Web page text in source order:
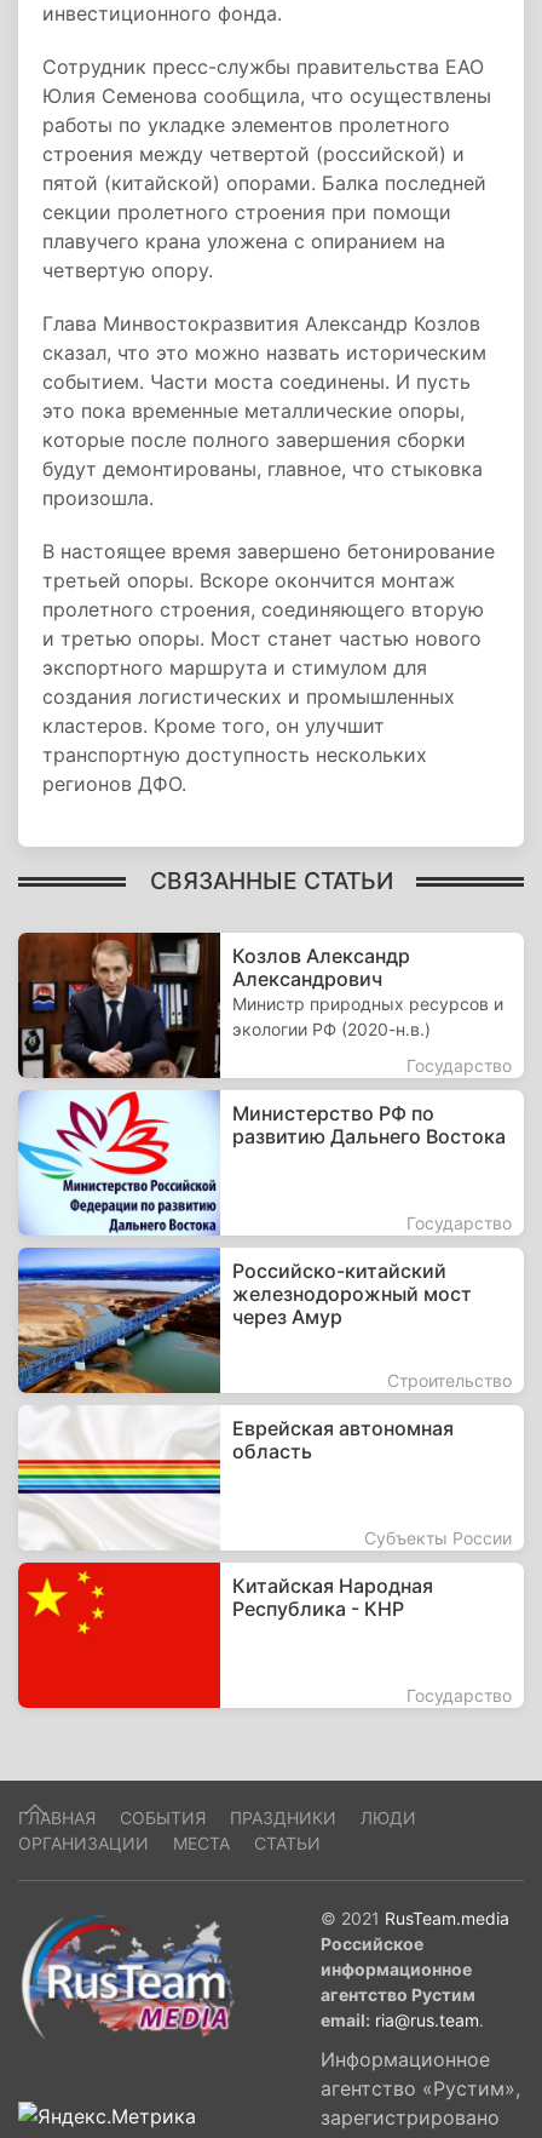
инвестиционного фонда.
Сотрудник пресс-службы правительства ЕАО
Юлия Семенова сообщила, что осуществлены
работы по укладке элементов пролетного
строения между четвертой (российской) и
пятой (китайской) опорами. Балка последней
секции пролетного строения при помощи
плавучего крана уложена с опиранием на
четвертую опору.
Глава Минвостокразвития Александр Козлов
сказал, что это можно назвать историческим
событием. Части моста соединены. И пусть
это пока временные металлические опоры,
которые после полного завершения сборки
будут демонтированы, главное, что стыковка
произошла.
В настоящее время завершено бетонирование
третьей опоры. Вскоре окончится монтаж
пролетного строения, соединяющего вторую
и третью опоры. Мост станет частью нового
экспортного маршрута и стимулом для
создания логистических и промышленных
кластеров. Кроме того, он улучшит
транспортную доступность нескольких
регионов ДФО.
СВЯЗАННЫЕ СТАТЬИ
Козлов Александр
Александрович
Министр природных ресурсов и
экологии РФ (2020-н.в.)
Государство
Министерство РФ по
развитию Дальнего Востока
Государство
Российско-китайский
железнодорожный мост
через Амур
Строительство
Еврейская автономная
область
Субъекты России
Китайская Народная
Республика - КНР
Государство
ГЛАВНАЯ СОБЫТИЯ ПРАЗДНИКИ
ЛЮДИ
ОРГАНИЗАЦИИ
МЕСТА СТАТЬИ
© 2021 RusTeam.media
Российское
информационное
агентство Рустим
email: ria@rus.team.
Информационное
агентство «Рустим»,
зарегистрировано